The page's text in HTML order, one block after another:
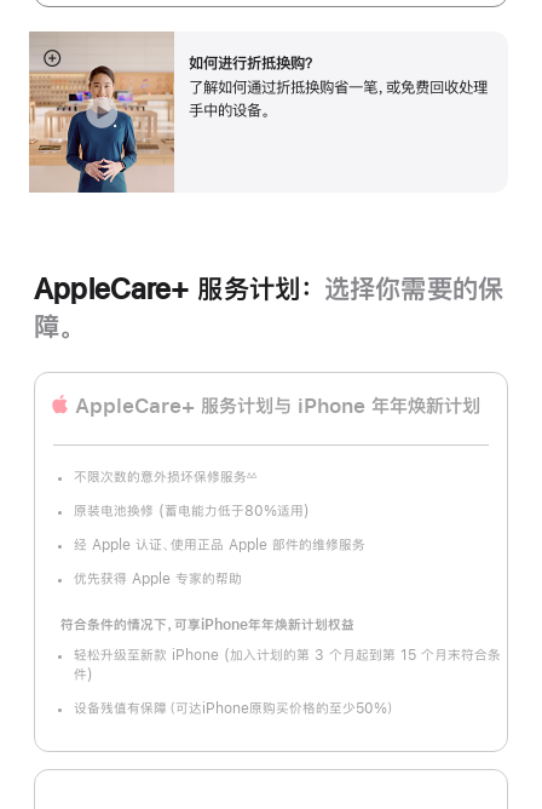
如何进行折抵换购？
了解如何通过折抵换购省一笔，或免费回收处理
手中的设备。
展
开
AppleCare+ 服务计划： 选择你需要的保
障。
AppleCare+ 服务计划 与 iPhone 年年焕新计划
不限次数的意外损坏保修服务∆∆
原装电池换修 (蓄电能力低于80%适用)
经 Apple 认证、使用正品 Apple 部件的维修服务
优先获得 Apple 专家的帮助
符合条件的情况下，可享iPhone年年焕新计划权益
轻松升级至新款 iPhone (加入计划的第 3 个月起到第 15 个月末符合条
件)
设备残值有保障（可达iPhone原购买价格的至少50%）